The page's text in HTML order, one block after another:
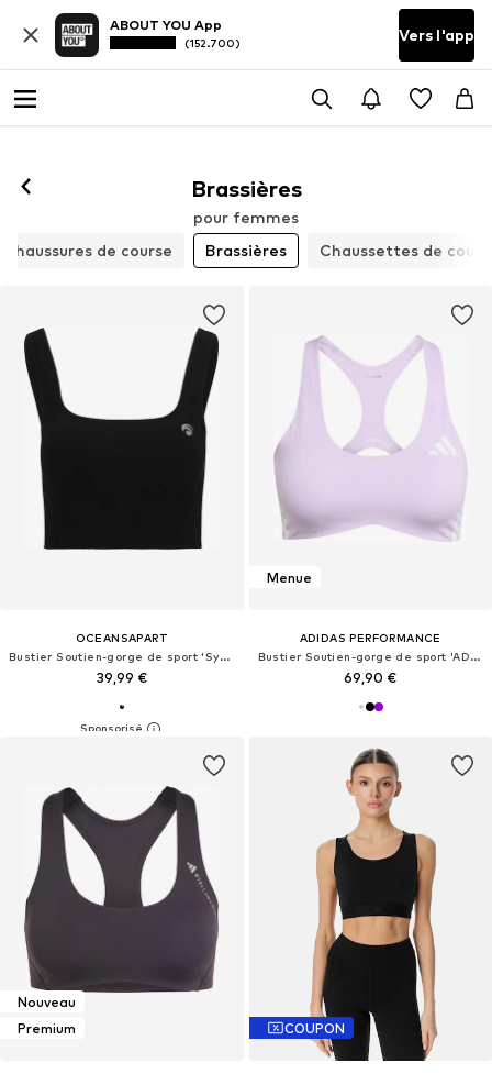
ABOUT YOU App
(152.700) Vers l'app
Brassières
pour femmes
Chaussures de course
Brassières Chaussettes de
OCEANSAPART
Bustier Soutien-gorge de sport 'Sydney'
39,99 €
Menue
ADIDAS PERFORMANCE
Bustier Soutien-gorge de sport 'ADIZERO'
69,90 €
Nouveau
Premium
COUPON